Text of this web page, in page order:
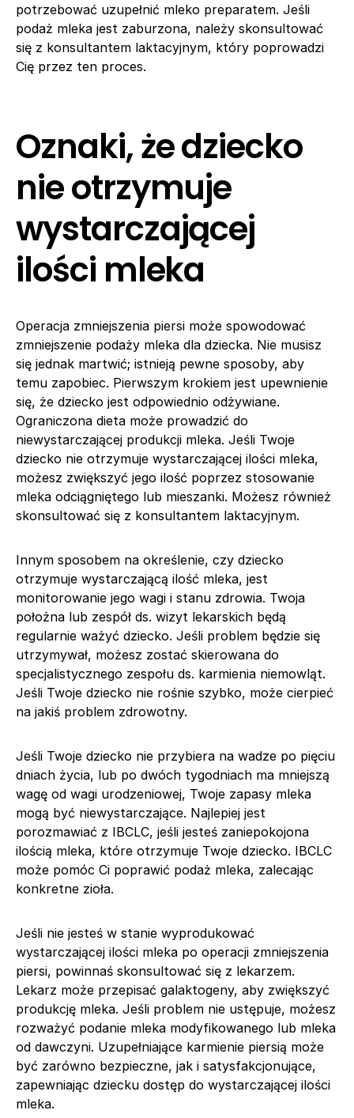
potrzebować uzupełnić mleko preparatem. Jeśli
podaż mleka jest zaburzona, należy skonsultować
się z konsultantem laktacyjnym, który poprowadzi
Cię przez ten proces.
Oznaki, że dziecko
nie otrzymuje
wystarczającej
ilości mleka
Operacja zmniejszenia piersi może spowodować
zmniejszenie podaży mleka dla dziecka. Nie musisz
się jednak martwić; istnieją pewne sposoby, aby
temu zapobiec. Pierwszym krokiem jest upewnienie
się, że dziecko jest odpowiednio odżywiane.
Ograniczona dieta może prowadzić do
niewystarczającej produkcji mleka. Jeśli Twoje
dziecko nie otrzymuje wystarczającej ilości mleka,
możesz zwiększyć jego ilość poprzez stosowanie
mleka odciągniętego lub mieszanki. Możesz również
skonsultować się z konsultantem laktacyjnym.
Innym sposobem na określenie, czy dziecko
otrzymuje wystarczającą ilość mleka, jest
monitorowanie jego wagi i stanu zdrowia. Twoja
położna lub zespół ds. wizyt lekarskich będą
regularnie ważyć dziecko. Jeśli problem będzie się
utrzymywał, możesz zostać skierowana do
specjalistycznego zespołu ds. karmienia niemowląt.
Jeśli Twoje dziecko nie rośnie szybko, może cierpieć
na jakiś problem zdrowotny.
Jeśli Twoje dziecko nie przybiera na wadze po pięciu
dniach życia, lub po dwóch tygodniach ma mniejszą
wagę od wagi urodzeniowej, Twoje zapasy mleka
mogą być niewystarczające. Najlepiej jest
porozmawiać z IBCLC, jeśli jesteś zaniepokojona
ilością mleka, które otrzymuje Twoje dziecko. IBCLC
może pomóc Ci poprawić podaż mleka, zalecając
konkretne zioła.
Jeśli nie jesteś w stanie wyprodukować
wystarczającej ilości mleka po operacji zmniejszenia
piersi, powinnaś skonsultować się z lekarzem.
Lekarz może przepisać galaktogeny, aby zwiększyć
produkcję mleka. Jeśli problem nie ustępuje, możesz
rozważyć podanie mleka modyfikowanego lub mleka
od dawczyni. Uzupełniające karmienie piersią może
być zarówno bezpieczne, jak i satysfakcjonujące,
zapewniając dziecku dostęp do wystarczającej ilości
mleka.